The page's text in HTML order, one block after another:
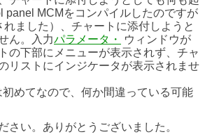
panel MCMをコンパイルしたのですが
れました）、チャートに添付しようと
ん。入力パラメータ・
ウィンドウが
の下部にメニューが表示されず、チャ
リストにインジケータが表示されませ
めてなので、何か間違っている可能
さい。ありがとうございました。